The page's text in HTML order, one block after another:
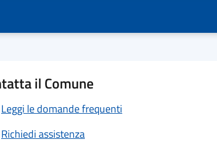
il Comune
Leggi le domande frequenti
Richiedi assistenza